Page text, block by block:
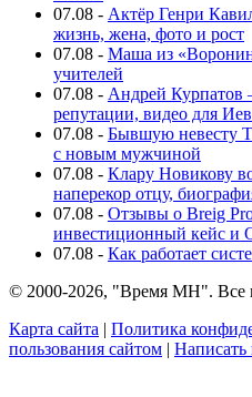
07.08 - Актёр Генри
жизнь, жена, фото и рост
07.08 - Маша из
учителей
07.08 - Андрей Курпатов
репутации, видео для
07.08 - Бывшую невесту
с новым мужчиной
07.08 - Клару Новикову
наперекор отцу,
07.08 - Отзывы о Breig
инвестиционный кейс и
07.08 - Как работает
© 2000-2026, "Время МН". Все
Карта сайта | Политика
пользования сайтом | Написать